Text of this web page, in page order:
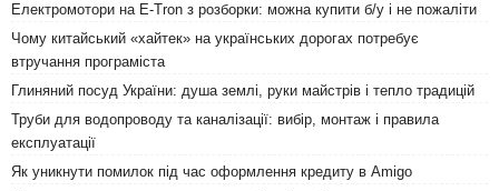
Електромотори на E-Tron з розборки: можна купити б/у і не пожаліти
Чому китайський «хайтек» на українських дорогах потребує
втручання програміста
Глиняний посуд України: душа землі, руки майстрів і тепло традицій
Труби для водопроводу та каналізації: вибір, монтаж і правила
експлуатації
Як уникнути помилок під час оформлення кредиту в Amigo